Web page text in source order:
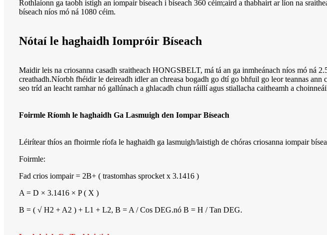
Rothlaíonn ga taobh istigh an iompair bíseach i bíseach 360 céim;aird a thabhairt ar líon na
bíseach níos mó ná 1080 céim.
Nótaí le haghaidh Iompróir Bíseach
Maidir leis na criosanna casadh sraitheach HONGSBELT, má tá an ga inmheánach níos mó ná
creathadh.Níorbh fhéidir le deireadh idler an chreasa bogadh go dtí go bhfuil go leor teannas
seo tríd an leacht ramhar nó gallúnach a ghlacadh chun ráillí agus stiallacha caitheamh a
Foirmle Ríomh le haghaidh Ga Lasmuigh den Iompar Bíseach
Léirítear thíos an fhoirmle ríofa le haghaidh ga lasmuigh/laistigh de chóras criosanna iompair
Foirmle:
Fad crios iompair = 2B+ ( trastomhas sprocket x 3.1416 )
A = D × 3.1416 × P ( X )
B = ( √ H2 + A2 ) + L1 + L2, B = A / Cos DEG.nó B = H / Tan DEG.